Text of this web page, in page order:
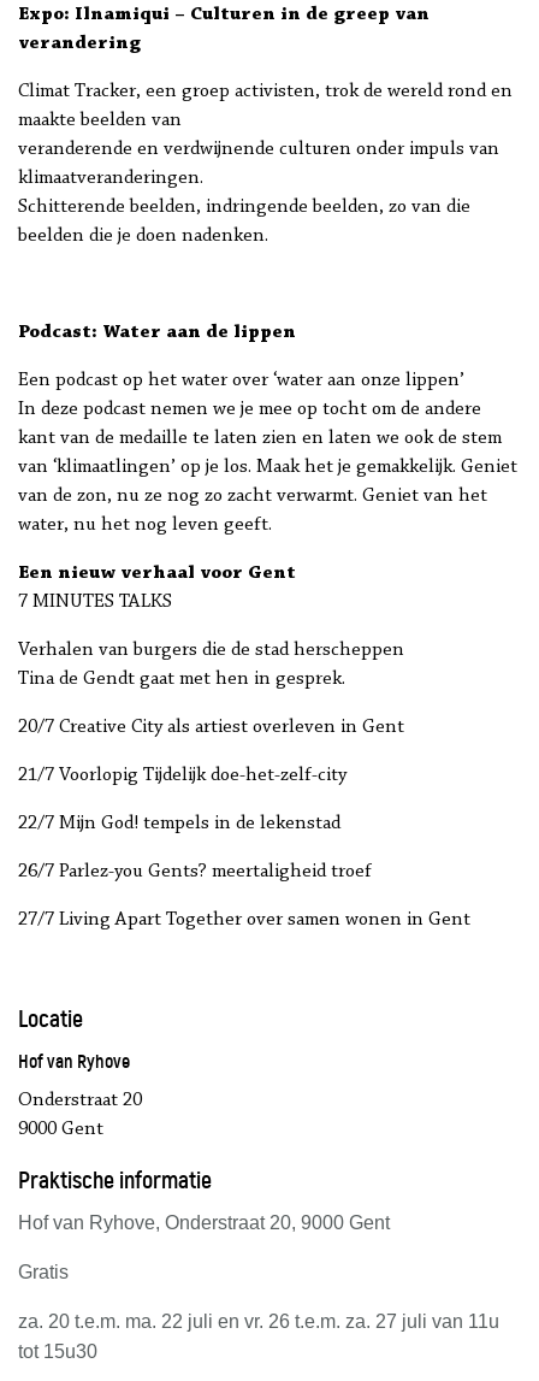
Expo: Ilnamiqui – Culturen in de greep van
verandering
Climat Tracker, een groep activisten, trok de wereld rond en
maakte beelden van
veranderende en verdwijnende culturen onder impuls van
klimaatveranderingen.
Schitterende beelden, indringende beelden, zo van die
beelden die je doen nadenken.
Podcast: Water aan de lippen
Een podcast op het water over ‘water aan onze lippen’
In deze podcast nemen we je mee op tocht om de andere
kant van de medaille te laten zien en laten we ook de stem
van ‘klimaatlingen’ op je los. Maak het je gemakkelijk. Geniet
van de zon, nu ze nog zo zacht verwarmt. Geniet van het
water, nu het nog leven geeft.
Een nieuw verhaal voor Gent
7 MINUTES TALKS
Verhalen van burgers die de stad herscheppen
Tina de Gendt gaat met hen in gesprek.
20/7 Creative City als artiest overleven in Gent
21/7 Voorlopig Tijdelijk doe-het-zelf-city
22/7 Mijn God! tempels in de lekenstad
26/7 Parlez-you Gents? meertaligheid troef
27/7 Living Apart Together over samen wonen in Gent
Locatie
Hof van Ryhove
Onderstraat 20
9000 Gent
Praktische informatie
Hof van Ryhove, Onderstraat 20, 9000 Gent
Gratis
za. 20 t.e.m. ma. 22 juli en vr. 26 t.e.m. za. 27 juli van 11u
tot 15u30